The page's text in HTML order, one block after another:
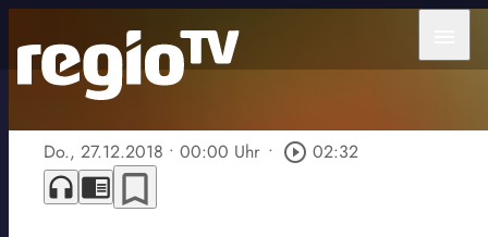
Do., 27.12.2018 • 00:00 Uhr • play_circle_outline 02:32
headphones chrome_reader_mode bookmark_border